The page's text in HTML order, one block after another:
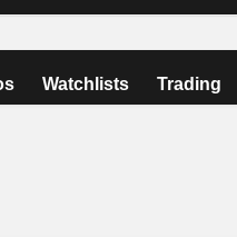
Watchlists Trading